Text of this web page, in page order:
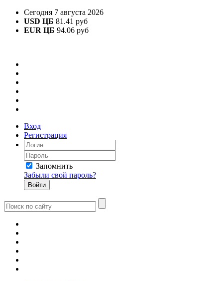
Сегодня 7 августа 2026
USD ЦБ 81.41 руб
EUR ЦБ 94.06 руб
Вход
Регистрация
Запомнить
Забыли свой пароль?